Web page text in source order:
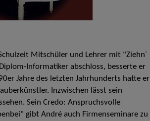
Mitschüler und Lehrer mit "Ziehn´
Informatiker abschloss, besserte er
Jahre des letzten Jahrhunderts hatte er
Inzwischen lässt sein
Sein Credo: Anspruchsvolle
gibt André auch Firmenseminare zu